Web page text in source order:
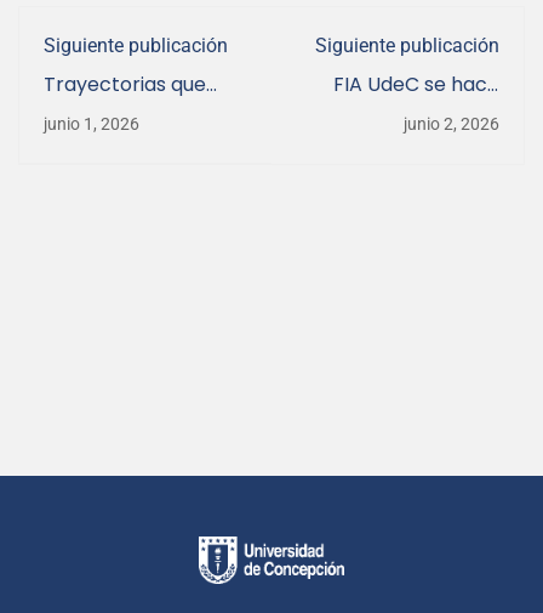
Siguiente publicación
Trayectorias que
reconoce a seis
junio 1, 2026
Siguiente publicación
FIA UdeC se hace
AgroFuturo Conecta
junio 2, 2026